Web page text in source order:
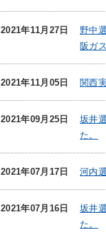
2021年11月27日
野中
阪ガ
2021年11月05日 関西
2021年09月25日
坂井
た。
2021年07月17日 河内
2021年07月16日
坂井
た。